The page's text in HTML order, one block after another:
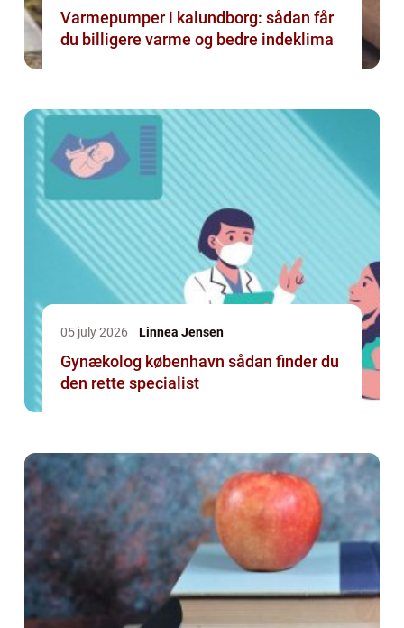
Varmepumper i kalundborg: sådan får
du billigere varme og bedre indeklima
05 july 2026 Linnea Jensen
Gynækolog københavn sådan finder du
den rette specialist